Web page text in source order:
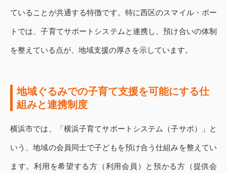
ていることが共通する特徴です。特に西区のスマイル・ポー
トでは、子育てサポートシステムと連携し、預け合いの体制
を整えている点が、地域支援の厚さを示しています。
地域ぐるみでの子育て支援を可能にする仕
組みと連携制度
横浜市では、「横浜子育てサポートシステム（子サポ）」と
いう、地域の会員同士で子どもを預け合う仕組みを整えてい
ます。利用を希望する方（利用会員）と預かる方（提供会